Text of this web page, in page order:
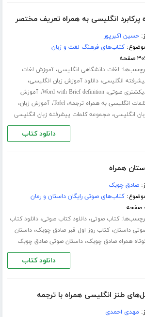
حسین اکبرپور
کتاب‌های فرهنگ لغت و زبان
صفحه
لغات دانشگاهی انگلیسی،آموزش لغات
انگلیسی،دانلود آموزش زبان انگلیسی،
صوتی،Word with Brief definition،آموزش
انگلیسی به همراه ترجمه،Tofel،آموزش زبان،
انگلیسی، مجموعه کلمات پیشرفته زبان انگلیسی
دانلود کتاب
همراه
صادق چوبک
کتاب‌های صوتی رایگان داستان و رمان
کتاب صوتی،دانلود کتاب صوتی،دانلود کتاب
داستان،کتاب روز اول قبر صادق چوبک،داستان
همراه صادق چوبک،داستان صوتی صادق چوبک
دانلود کتاب
طنز انگلیسی همراه با ترجمه
مهدی احمدی